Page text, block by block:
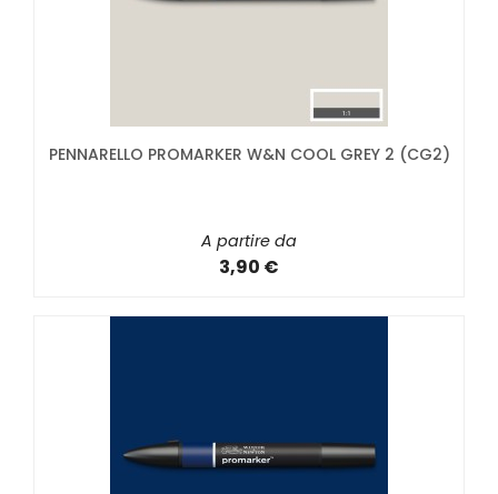
PENNARELLO PROMARKER W&N COOL GREY 2 (CG2)
A partire da
3,90 €